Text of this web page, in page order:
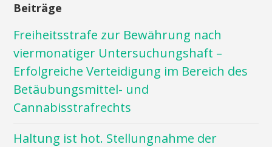
Beiträge
Freiheitsstrafe zur Bewährung nach
viermonatiger Untersuchungshaft –
Erfolgreiche Verteidigung im Bereich des
Betäubungsmittel- und
Cannabisstrafrechts
Haltung ist hot. Stellungnahme der